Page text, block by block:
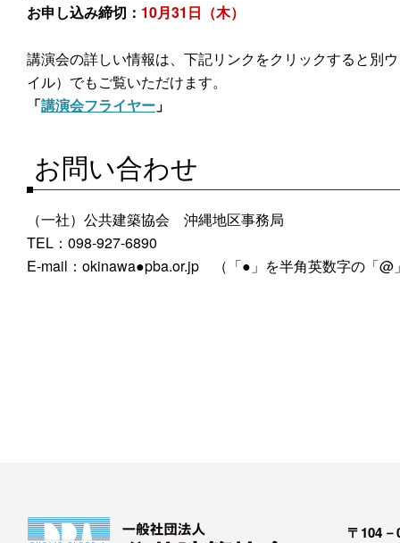
お申し込み締切： 10月31日（木）
講演会の詳しい情報は、下記リンクをクリックすると別
イル）でもご覧いただけます。
「講演会フライヤー 」
お問い合わせ
（一社）公共建築協会 沖縄地区事務局
TEL：098-927-6890
E-mail：okinawa●pba.or.jp （「●」を半角英数字の「@
〒104－